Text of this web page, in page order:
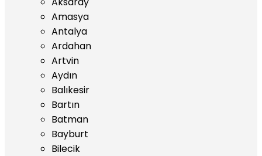
Amasya
Antalya
Ardahan
Artvin
Aydın
Balıkesir
Bartın
Batman
Bayburt
Bilecik